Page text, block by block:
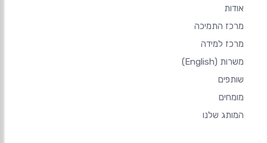
אודות
מרכז התמיכה
מרכז למידה
משרות (English)
שותפים
מומחים
המותג שלנו